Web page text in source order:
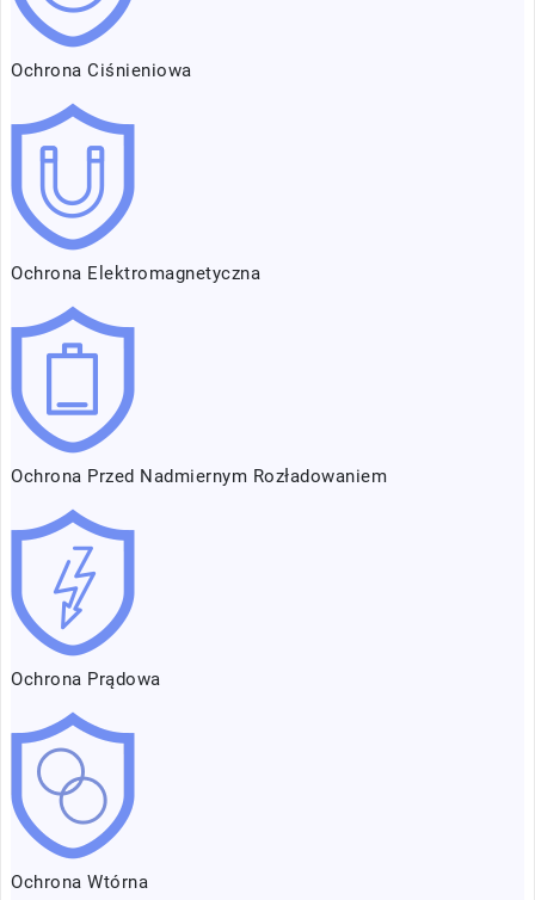
Ochrona Ciśnieniowa
Ochrona Elektromagnetyczna
Ochrona Przed Nadmiernym Rozładowaniem
Ochrona Prądowa
Ochrona Wtórna